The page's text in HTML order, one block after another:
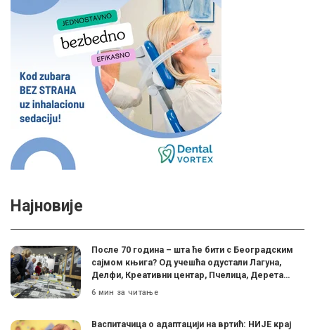
Најновије
После 70 година – шта ће бити с Београдским
сајмом књига? Од учешћа одустали Лагуна,
Делфи, Креативни центар, Пчелица, Дерета…
6 мин за читање
Васпитачица о адаптацији на вртић: НИЈЕ крај